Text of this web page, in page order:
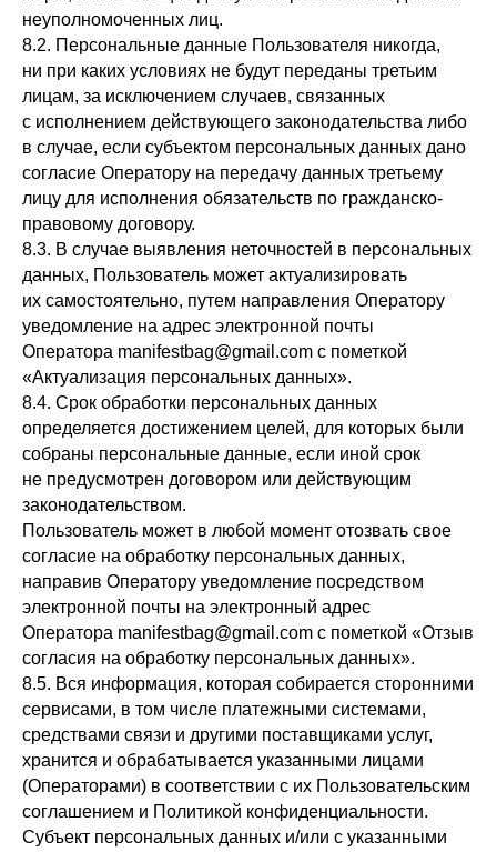
неуполномоченных лиц.
8.2. Персональные данные Пользователя никогда,
ни при каких условиях не будут переданы третьим
лицам, за исключением случаев, связанных
с исполнением действующего законодательства либо
в случае, если субъектом персональных данных дано
согласие Оператору на передачу данных третьему
лицу для исполнения обязательств по гражданско-
правовому договору.
8.3. В случае выявления неточностей в персональных
данных, Пользователь может актуализировать
их самостоятельно, путем направления Оператору
уведомление на адрес электронной почты
Оператора manifestbag@gmail.com с пометкой
«Актуализация персональных данных».
8.4. Срок обработки персональных данных
определяется достижением целей, для которых были
собраны персональные данные, если иной срок
не предусмотрен договором или действующим
законодательством.
Пользователь может в любой момент отозвать свое
согласие на обработку персональных данных,
направив Оператору уведомление посредством
электронной почты на электронный адрес
Оператора manifestbag@gmail.com с пометкой «Отзыв
согласия на обработку персональных данных».
8.5. Вся информация, которая собирается сторонними
сервисами, в том числе платежными системами,
средствами связи и другими поставщиками услуг,
хранится и обрабатывается указанными лицами
(Операторами) в соответствии с их Пользовательским
соглашением и Политикой конфиденциальности.
Субъект персональных данных и/или с указанными